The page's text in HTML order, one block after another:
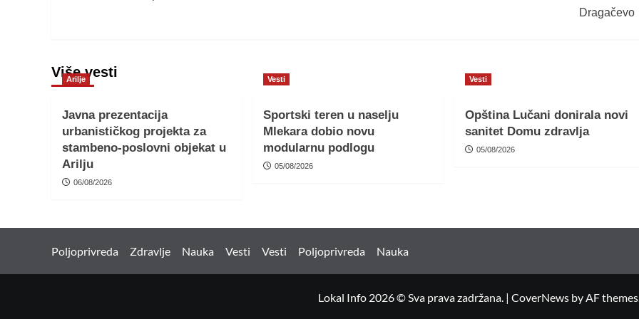
Dragačevo
Više vesti
Arilje
Javna prezentacija
urbanističkog projekta za
stambeno-poslovni objekat u
Arilju
06/08/2026
Vesti
Sportski teren u naselju
Mlekara dobio novu
modularnu podlogu
05/08/2026
Vesti
Opština Lučani donirala novi
sanitet Domu zdravlja
05/08/2026
Poljoprivreda Zdravlje Nauka Vesti Vesti Poljoprivreda Nauka
Lokal Info 2026 © Sva prava zadržana. | CoverNews by AF